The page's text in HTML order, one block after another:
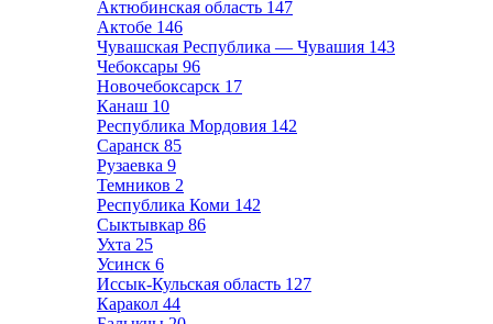
Актюбинская область 147
Актобе 146
Чувашская Республика — Чувашия 143
Чебоксары 96
Новочебоксарск 17
Канаш 10
Республика Мордовия 142
Саранск 85
Рузаевка 9
Темников 2
Республика Коми 142
Сыктывкар 86
Ухта 25
Усинск 6
Иссык-Кульская область 127
Каракол 44